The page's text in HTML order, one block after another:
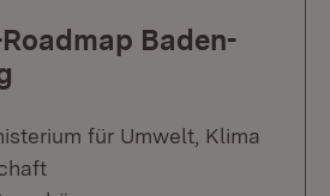
Baden-
für Umwelt, Klima